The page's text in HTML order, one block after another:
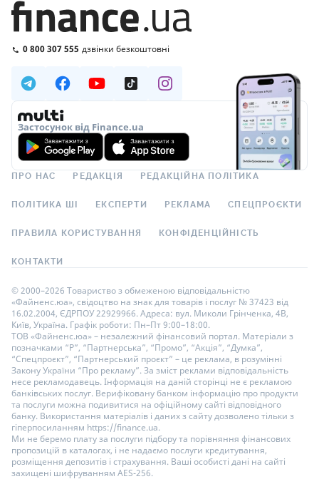
0 800 307 555 дзвінки безкоштовні
Застосунок від Finance.ua
ПРО НАС РЕДАКЦІЯ РЕДАКЦІЙНА ПОЛІТИКА
ПОЛІТИКА ШІ ЕКСПЕРТИ РЕКЛАМА СПЕЦПРОЄКТИ
ПРАВИЛА КОРИСТУВАННЯ КОНФІДЕНЦІЙНІСТЬ
КОНТАКТИ
© 2000–2026 Товариство з обмеженою відповідальністю
«Файненс.юа», свідоцтво на знак для товарів і послуг № 37423 від
16.02.2004, ЄДРПОУ 22929966. Адреса: вул. Миколи Грінченка, 4В,
Київ, Україна. Графік роботи: Пн–Пт 9:00–18:00.
ТОВ «Файненс.юа» – незалежний фінансовий портал. Матеріали з
позначками “Р”, “Партнерська”, “Промо”, “Акція”, “Думка”,
“Спецпроєкт”, “Партнерський проєкт” – це реклама, в розумінні
Закону України “Про рекламу”. За зміст реклами відповідальність
несе рекламодавець. Інформація на даній сторінці не є рекламою
банківських послуг. Верифіковану банком інформацію про продукти
та послуги можна подивитися на офіційному сайті відповідного
банку. Використання матеріалів і даних з сайту дозволено тільки з
гіперпосиланням https://finance.ua.
Ми не беремо плату за послуги підбору та порівняння фінансових
пропозицій в каталогах, і не надаємо послуги кредитування,
розміщення депозитів і страхування. Ваші особисті дані на сайті
захищені шифруванням AES-256.